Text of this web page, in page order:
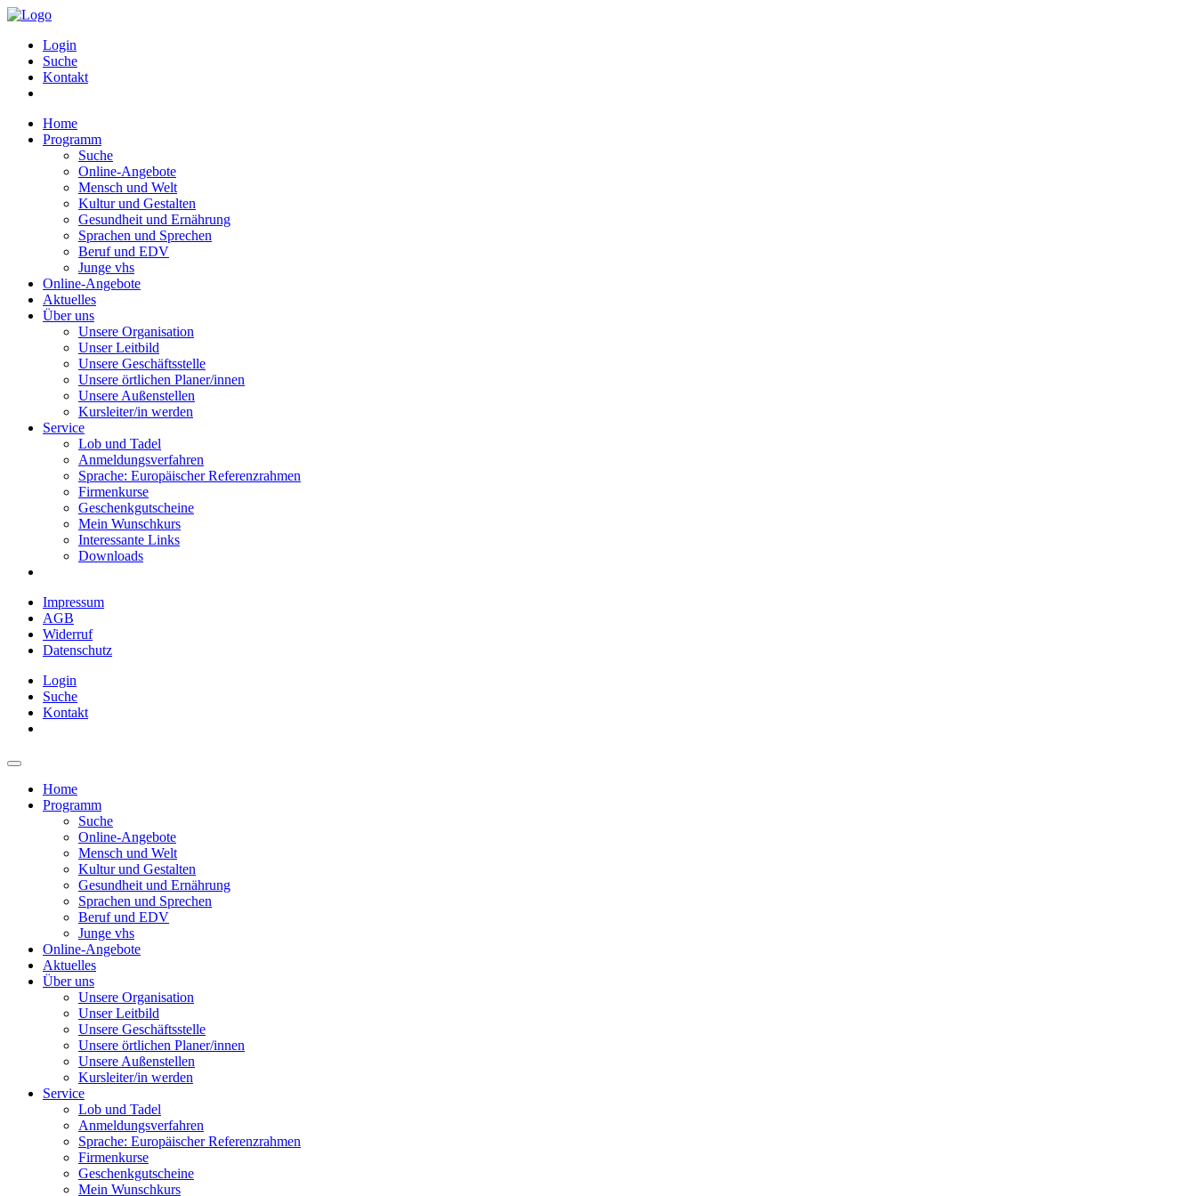
Login
Suche
Kontakt
Home
Programm
Suche
Online-Angebote
Mensch und Welt
Kultur und Gestalten
Gesundheit und Ernährung
Sprachen und Sprechen
Beruf und EDV
Junge vhs
Online-Angebote
Aktuelles
Über uns
Unsere Organisation
Unser Leitbild
Unsere Geschäftsstelle
Unsere örtlichen Planer/innen
Unsere Außenstellen
Kursleiter/in werden
Service
Lob und Tadel
Anmeldungsverfahren
Sprache: Europäischer Referenzrahmen
Firmenkurse
Geschenkgutscheine
Mein Wunschkurs
Interessante Links
Downloads
Impressum
AGB
Widerruf
Datenschutz
Login
Suche
Kontakt
Home
Programm
Suche
Online-Angebote
Mensch und Welt
Kultur und Gestalten
Gesundheit und Ernährung
Sprachen und Sprechen
Beruf und EDV
Junge vhs
Online-Angebote
Aktuelles
Über uns
Unsere Organisation
Unser Leitbild
Unsere Geschäftsstelle
Unsere örtlichen Planer/innen
Unsere Außenstellen
Kursleiter/in werden
Service
Lob und Tadel
Anmeldungsverfahren
Sprache: Europäischer Referenzrahmen
Firmenkurse
Geschenkgutscheine
Mein Wunschkurs